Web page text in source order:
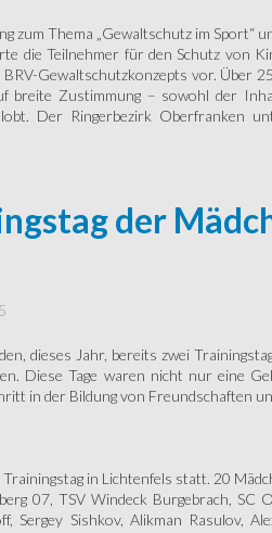
zum Thema „Gewaltschutz im
die Teilnehmer für den Schutz von
Gewaltschutzkonzepts vor. Über
breite Zustimmung – sowohl der
Der Ringerbezirk Oberfranken
der
dieses Jahr, bereits zwei
Diese Tage waren nicht nur eine
in der Bildung von Freundschaften
in Lichtenfels statt. 20
07, TSV Windeck Burgebrach,
Sergey Sishkov, Alikman Rasulov,